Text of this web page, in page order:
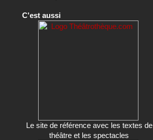
C'est aussi
Le site de référence avec les textes de
théâtre et les spectacles